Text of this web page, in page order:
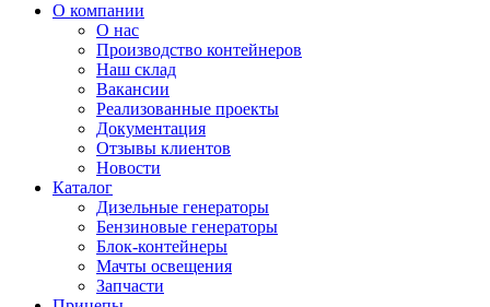
О компании
О нас
Производство контейнеров
Наш склад
Вакансии
Реализованные проекты
Документация
Отзывы клиентов
Новости
Каталог
Дизельные генераторы
Бензиновые генераторы
Блок-контейнеры
Мачты освещения
Запчасти